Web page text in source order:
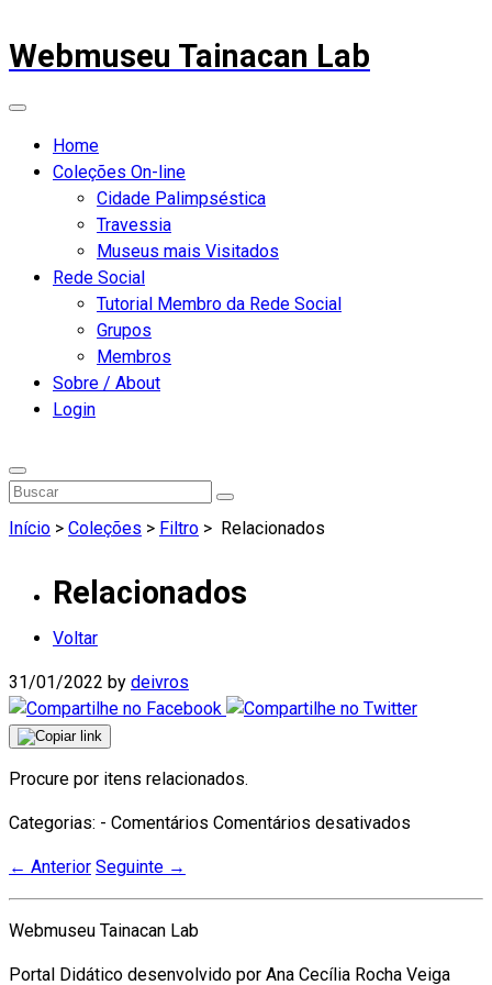
Webmuseu Tainacan Lab
Home
Coleções On-line
Cidade Palimpséstica
Travessia
Museus mais Visitados
Rede Social
Tutorial Membro da Rede Social
Grupos
Membros
Sobre / About
Login
Início > Coleções > Filtro > Relacionados
Relacionados
Voltar
31/01/2022 by deivros
Procure por itens relacionados.
Categorias: - Comentários Comentários desativados
← Anterior Seguinte →
Webmuseu Tainacan Lab
Portal Didático desenvolvido por Ana Cecília Rocha Veiga